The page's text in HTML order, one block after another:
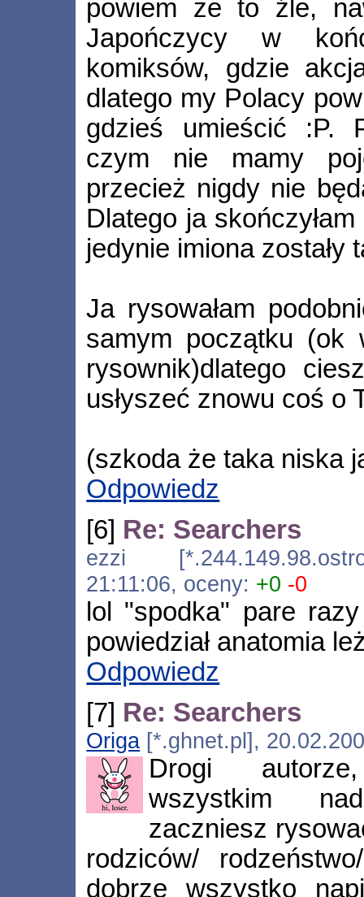
powiem że to źle,
Japończycy w
komiksów, gdzie
dlatego my Polacy
gdzieś umieścić :P.
czym nie mamy
przecież nigdy nie
Dlatego ja
jedynie imiona zostały
Ja rysowałam
samym początku (ok
rysownik)dlatego
usłyszeć znowu coś o
(szkoda że taka niska
Odpowiedz
[6] Re: Searchers
ezzi
21:11:06, oceny: +0 -0
lol "spodka" pare
powiedział anatomia
Odpowiedz
[7] Re: Searchers
Origa [*.ghnet.pl],
Drogi
wszystkim
zaczniesz
rodziców/
dobrze wszystko